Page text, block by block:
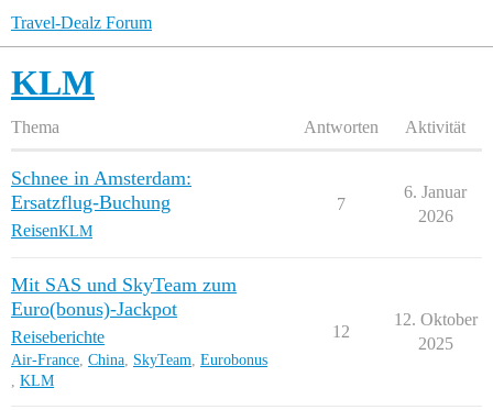
Travel-Dealz Forum
KLM
Thema Antworten Aktivität
Schnee in Amsterdam:
Ersatzflug-Buchung
ReisenKLM
7
6. Januar
2026
Mit SAS und SkyTeam zum
Euro(bonus)-Jackpot
Reiseberichte
Air-France, China, SkyTeam, Eurobonus
, KLM
12
12. Oktober
2025